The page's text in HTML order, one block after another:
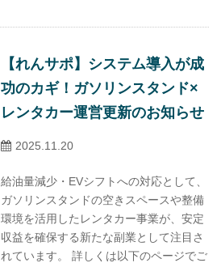
【れんサポ】システム導入が成
功のカギ！ガソリンスタンド×
レンタカー運営更新のお知らせ
2025.11.20
給油量減少・EVシフトへの対応として、
ガソリンスタンドの空きスペースや整備
環境を活用したレンタカー事業が、安定
収益を確保する新たな副業として注目さ
れています。 詳しくは以下のページでご